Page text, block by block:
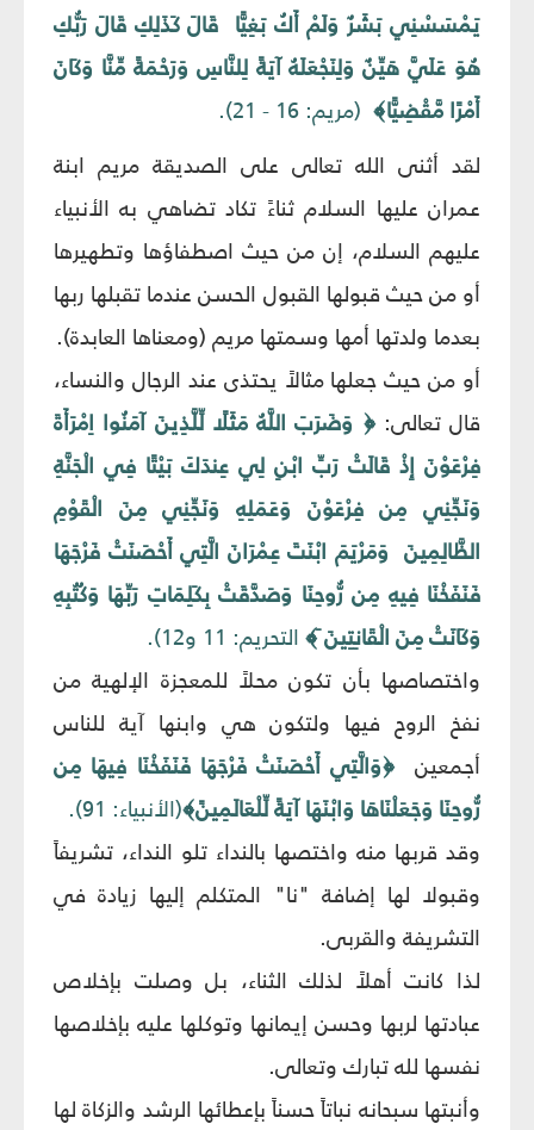
يَمْسَسْنِي بَشَرٌ وَلَمْ أَكُ بَغِيًّا قَالَ كَذَلِكِ قَالَ رَبُّكِ
هُوَ عَلَيَّ هَيِّنٌ وَلِنَجْعَلَهُ آيَةً لِلنَّاسِ وَرَحْمَةً مِّنَّا وَكَانَ
أَمْرًا مَّقْضِيًّا﴾ (مريم: 16 - 21).
لقد أثنى الله تعالى على الصديقة مريم ابنة
عمران عليها السلام ثناءً تكاد تضاهي به الأنبياء
عليهم السلام، إن من حيث اصطفاؤها وتطهيرها
أو من حيث قبولها القبول الحسن عندما تقبلها ربها
بعدما ولدتها أمها وسمتها مريم (ومعناها العابدة).
أو من حيث جعلها مثالاً يحتذى عند الرجال والنساء،
قال تعالى:﴿ وَضَرَبَ اللَّهُ مَثَلًا لِّلَّذِينَ آمَنُوا اِمْرَأَةَ
فِرْعَوْنَ إِذْ قَالَتْ رَبِّ ابْنِ لِي عِندَكَ بَيْتًا فِي الْجَنَّةِ
وَنَجِّنِي مِن فِرْعَوْنَ وَعَمَلِهِ وَنَجِّنِي مِنَ الْقَوْمِ
الظَّالِمِينَ وَمَرْيَمَ ابْنَتَ عِمْرَانَ الَّتِي أَحْصَنَتْ فَرْجَهَا
فَنَفَخْنَا فِيهِ مِن رُّوحِنَا وَصَدَّقَتْ بِكَلِمَاتِ رَبِّهَا وَكُتُبِهِ
وَكَانَتْ مِنَ الْقَانِتِينَ َ﴾ التحريم: 11 و12).
واختصاصها بأن تكون محلاً للمعجزة الإلهية من
نفخ الروح فيها ولتكون هي وابنها آية للناس
أجمعين ﴿وَالَّتِي أَحْصَنَتْ فَرْجَهَا فَنَفَخْنَا فِيهَا مِن
رُّوحِنَا وَجَعَلْنَاهَا وَابْنَهَا آيَةً لِّلْعَالَمِينََ﴾(الأنبياء: 91).
وقد قربها منه واختصها بالنداء تلو النداء، تشريفاً
وقبولا لها إضافة "نا" المتكلم إليها زيادة في
التشريفة والقربى.
لذا كانت أهلاً لذلك الثناء، بل وصلت بإخلاص
عبادتها لربها وحسن إيمانها وتوكلها عليه بإخلاصها
نفسها لله تبارك وتعالى.
وأنبتها سبحانه نباتاً حسناً بإعطائها الرشد والزكاة لها